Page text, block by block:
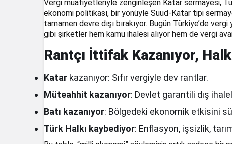
Vergi muafiyetleriyle zenginleşen Katar sermayesi,
ekonomi politikası, bir yönüyle Suud-Katar tipi
tamamen devre dışı bırakıyor. Bugün Türkiye’de
gibi şirketler hem kamu ihalesi alıyor hem de vergi
Rantçı İttifak Kazanıyor,
Katar kazanıyor: Sıfır vergiyle dev rantlar.
Müteahhit kazanıyor: Devlet garantili dış
Batı kazanıyor: Bölgedeki ekonomik etkisini
Türk Halkı kaybediyor: Enflasyon, işsizlik,